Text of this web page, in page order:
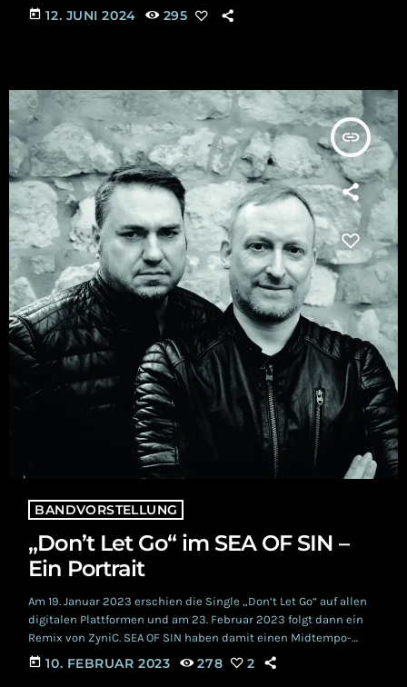
werden können. Und die dennoch von Algorithmen und KI der
großen Suchmaschinen möglichst hoch gerankt werden sollen.
today 12. JUNI 2024 295
insert_link
BANDVORSTELLUNG
„Don’t Let Go“ im SEA OF SIN –
Ein Portrait
Am 19. Januar 2023 erschien die Single „Don‘t Let Go“ auf allen
digitalen Plattformen und am 23. Februar 2023 folgt dann ein
Remix von ZyniC. SEA OF SIN haben damit einen Midtempo-
Indie- Pop-Track mit einer melancholischen und angespannten
Rockstimmung kreiert. Den Remix steuert niemand geringeres
today 10. FEBRUAR 2023 278 2